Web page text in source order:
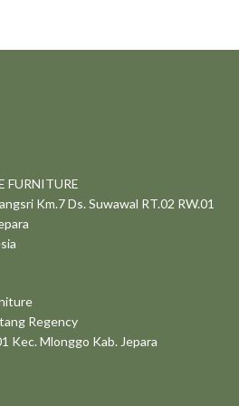
FURNITURE
Km.7 Ds. Suwawal RT.02 RW.01
Regency
Kec. Mlonggo Kab. Jepara